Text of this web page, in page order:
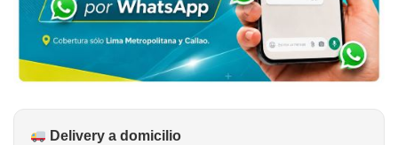
Delivery a domicilio